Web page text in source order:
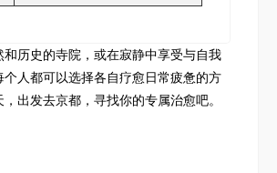
和历史的寺院，或在寂静中享受与自我
个人都可以选择各自疗愈日常疲惫的方
出发去京都，寻找你的专属治愈吧。